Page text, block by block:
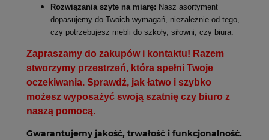
Rozwiązania szyte na miarę: Nasz asortyment
dopasujemy do Twoich wymagań, niezależnie od tego,
czy potrzebujesz mebli do szkoły, siłowni, czy biura.
Zapraszamy do zakupów i kontaktu! Razem
stworzymy przestrzeń, która spełni Twoje
oczekiwania. Sprawdź, jak łatwo i szybko
możesz wyposażyć swoją szatnię czy biuro z
naszą pomocą.
Gwarantujemy jakość, trwałość i funkcjonalność.